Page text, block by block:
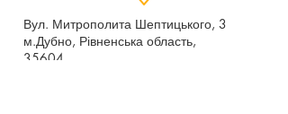
Вул. Митрополита Шептицького, 3
м.Дубно, Рівненська область,
35604